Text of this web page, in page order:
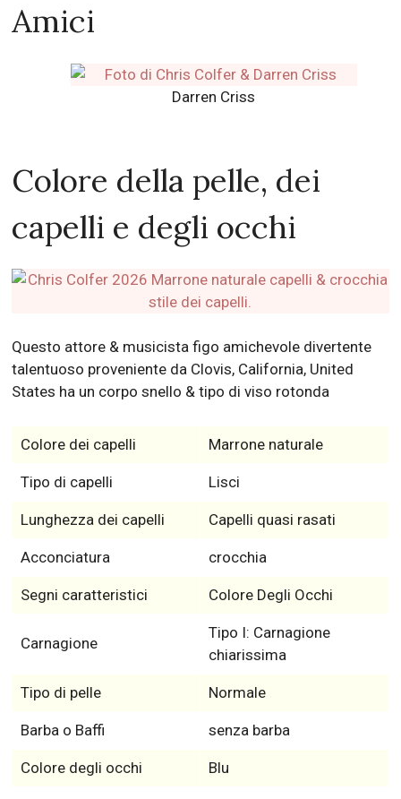
Amici
Darren Criss
Colore della pelle, dei
capelli e degli occhi
Questo attore & musicista figo amichevole divertente
talentuoso proveniente da Clovis, California, United
States ha un corpo snello & tipo di viso rotonda
Colore dei capelli Marrone naturale
Tipo di capelli Lisci
Lunghezza dei capelli Capelli quasi rasati
Acconciatura crocchia
Segni caratteristici Colore Degli Occhi
Carnagione
Tipo I: Carnagione
chiarissima
Tipo di pelle Normale
Barba o Baffi senza barba
Colore degli occhi Blu